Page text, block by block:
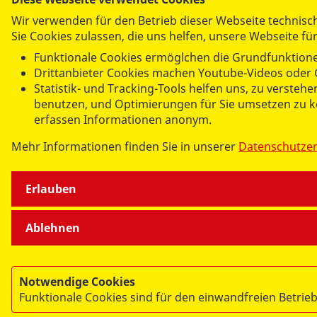
Wir verwenden für den Betrieb dieser Webseite
Sie Cookies zulassen, die uns helfen, unsere Webseite
Funktionale Cookies ermöglchen die
Drittanbieter Cookies machen Youtube-Videos
Statistik- und Tracking-Tools helfen uns, zu
benutzen, und Optimierungen für Sie umsetzen zu
erfassen Informationen anonym.
Mehr Informationen finden Sie in unserer
Ablehnen
Erlauben
Notwendige Cookies
Funktionale Cookies sind für den einwandfreien